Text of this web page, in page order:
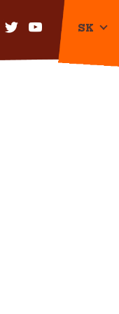
SK